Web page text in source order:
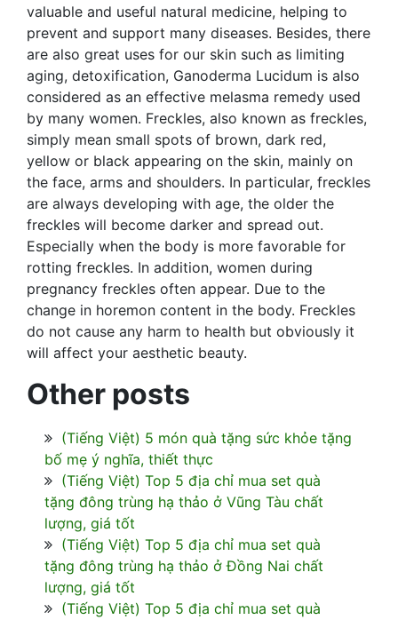
valuable and useful natural medicine, helping to
prevent and support many diseases. Besides, there
are also great uses for our skin such as limiting
aging, detoxification, Ganoderma Lucidum is also
considered as an effective melasma remedy used
by many women. Freckles, also known as freckles,
simply mean small spots of brown, dark red,
yellow or black appearing on the skin, mainly on
the face, arms and shoulders. In particular, freckles
are always developing with age, the older the
freckles will become darker and spread out.
Especially when the body is more favorable for
rotting freckles. In addition, women during
pregnancy freckles often appear. Due to the
change in horemon content in the body. Freckles
do not cause any harm to health but obviously it
will affect your aesthetic beauty.
Other posts
(Tiếng Việt) 5 món quà tặng sức khỏe tặng
bố mẹ ý nghĩa, thiết thực
(Tiếng Việt) Top 5 địa chỉ mua set quà
tặng đông trùng hạ thảo ở Vũng Tàu chất
lượng, giá tốt
(Tiếng Việt) Top 5 địa chỉ mua set quà
tặng đông trùng hạ thảo ở Đồng Nai chất
lượng, giá tốt
(Tiếng Việt) Top 5 địa chỉ mua set quà